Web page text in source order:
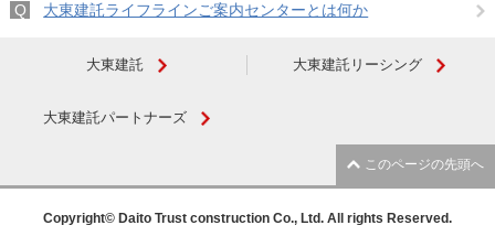
大東建託ライフラインご案内センターとは何か
大東建託 大東建託リーシング
大東建託パートナーズ
このページの先頭へ
Copyright© Daito Trust construction Co., Ltd. All rights Reserved.